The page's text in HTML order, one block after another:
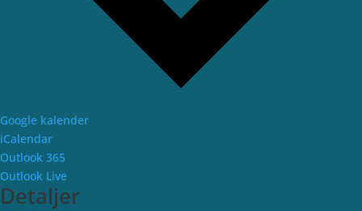
Google kalender
iCalendar
Outlook 365
Outlook Live
Detaljer